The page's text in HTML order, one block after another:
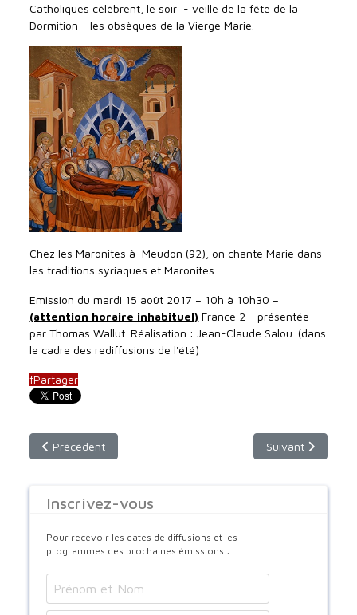
Catholiques célèbrent, le soir - veille de la fête de la
Dormition - les obsèques de la Vierge Marie.
Chez les Maronites à Meudon (92), on chante Marie dans
les traditions syriaques et Maronites.
Emission du mardi 15 août 2017 – 10h à 10h30 –
(attention horaire inhabituel) France 2 - présentée
par Thomas Wallut. Réalisation : Jean-Claude Salou. (dans
le cadre des rediffusions de l'été)
fPartager
Article précédent : Saint Charbel le Saint du Liban
Précédent Article suivant :
Suivant
Inscrivez-vous
Pour recevoir les dates de diffusions et les
programmes des prochaines émissions :